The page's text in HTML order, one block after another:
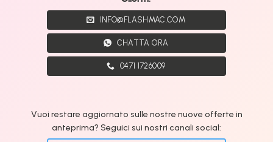
INFO@FLASHMAC.COM
CHATTA ORA
0471 1726009
Vuoi restare aggiornato sulle nostre nuove offerte in
anteprima? Seguici sui nostri canali social: